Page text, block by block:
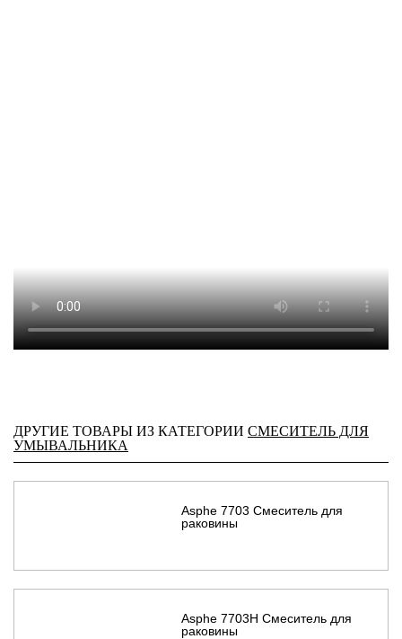
ДРУГИЕ ТОВАРЫ ИЗ КАТЕГОРИИ СМЕСИТЕЛЬ ДЛЯ
УМЫВАЛЬНИКА
Asphe 7703 Смеситель для
раковины
Asphe 7703H Смеситель для
раковины